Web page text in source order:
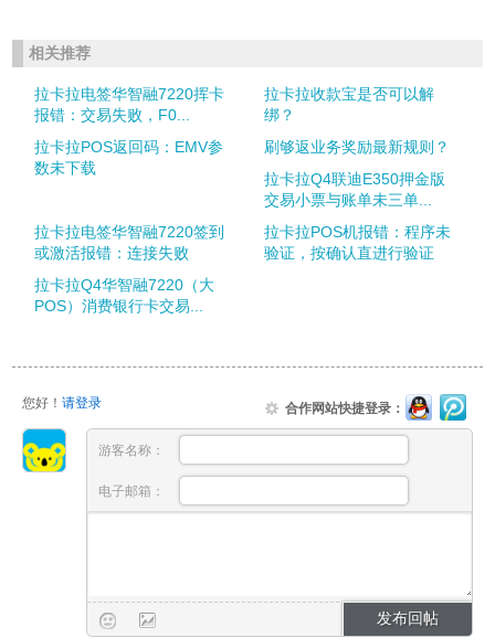
相关推荐
拉卡拉电签华智融7220挥卡
报错：交易失败，F0...
拉卡拉收款宝是否可以解
绑？
拉卡拉POS返回码：EMV参
数未下载
刷够返业务奖励最新规则？
拉卡拉Q4联迪E350押金版
交易小票与账单未三单...
拉卡拉电签华智融7220签到
或激活报错：连接失败
拉卡拉POS机报错：程序未
验证，按确认直进行验证
拉卡拉Q4华智融7220（大
POS）消费银行卡交易...
您好！ 请登录 合作网站快捷登录：
游客名称：
电子邮箱：